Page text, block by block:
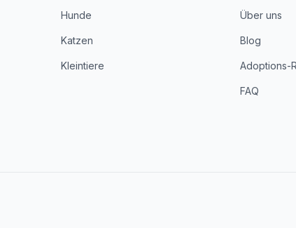
Hunde
Katzen
Kleintiere
Über uns
Blog
Adoptions-
FAQ